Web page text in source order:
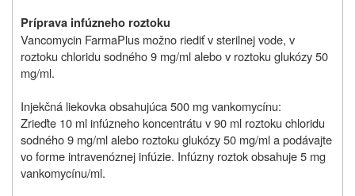
Príprava infúzneho roztoku
Vancomycin FarmaPlus možno riediť v sterilnej vode, v
roztoku chloridu sodného 9 mg/ml alebo v roztoku glukózy 50
mg/ml.
Injekčná liekovka obsahujúca 500 mg vankomycínu:
Zrieďte 10 ml infúzneho koncentrátu v 90 ml roztoku chloridu
sodného 9 mg/ml alebo roztoku glukózy 50 mg/ml a podávajte
vo forme intravenóznej infúzie. Infúzny roztok obsahuje 5 mg
vankomycínu/ml.